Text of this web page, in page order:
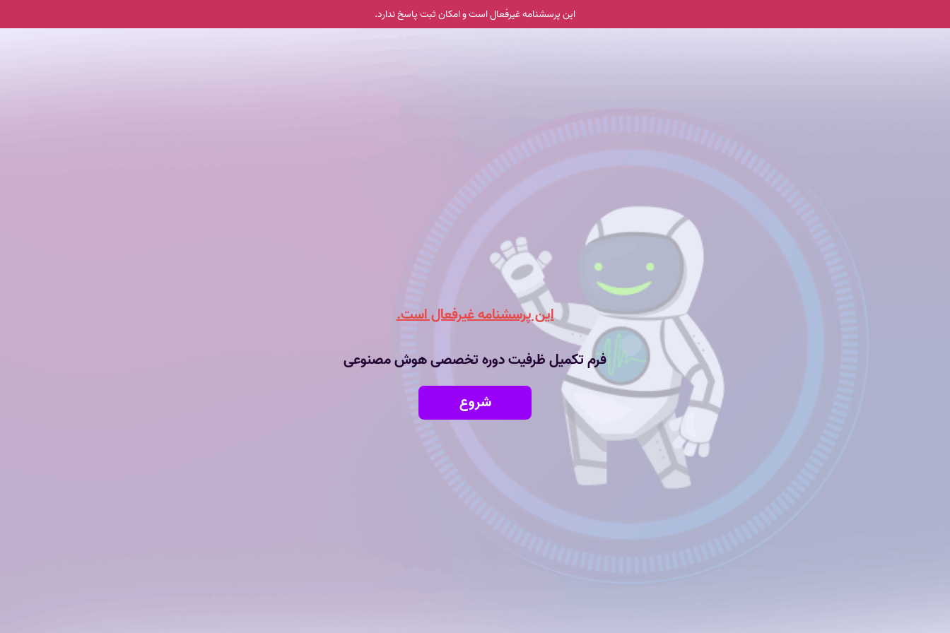
این پرسشنامه غیر‌فعال است و امکان ثبت پاسخ ندارد.
این پرسشنامه غیرفعال است.
فرم تکمیل ظرفیت دوره تخصصی هوش مصنوعی
شروع